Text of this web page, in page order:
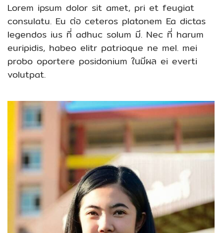
Lorem ipsum dolor sit amet, pri et feugiat
consulatu. Eu ต่อ ceteros platonem Ea dictas
legendos ius ที่ adhuc solum มี. Nec ที่ harum
euripidis, habeo elitr patrioque ne mel. mei
probo oportere posidonium ในมีผล ei everti
volutpat.